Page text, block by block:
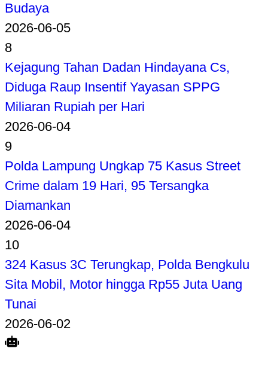
Budaya
2026-06-05
8
Kejagung Tahan Dadan Hindayana Cs,
Diduga Raup Insentif Yayasan SPPG
Miliaran Rupiah per Hari
2026-06-04
9
Polda Lampung Ungkap 75 Kasus Street
Crime dalam 19 Hari, 95 Tersangka
Diamankan
2026-06-04
10
324 Kasus 3C Terungkap, Polda Bengkulu
Sita Mobil, Motor hingga Rp55 Juta Uang
Tunai
2026-06-02